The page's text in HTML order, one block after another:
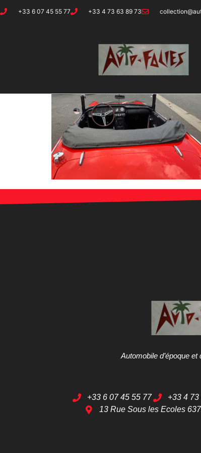
+33 6 07 45 55 77 +33 4 73 63 89 73
Automobile d’époque
+33 6 07 45 55 77 +33 4
13 Rue Sous les Ecoles